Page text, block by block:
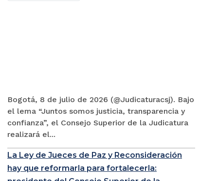
Bogotá, 8 de julio de 2026 (@Judicaturacsj). Bajo
el lema “Juntos somos justicia, transparencia y
confianza”, el Consejo Superior de la Judicatura
realizará el...
La Ley de Jueces de Paz y Reconsideración
hay que reformarla para fortalecerla: